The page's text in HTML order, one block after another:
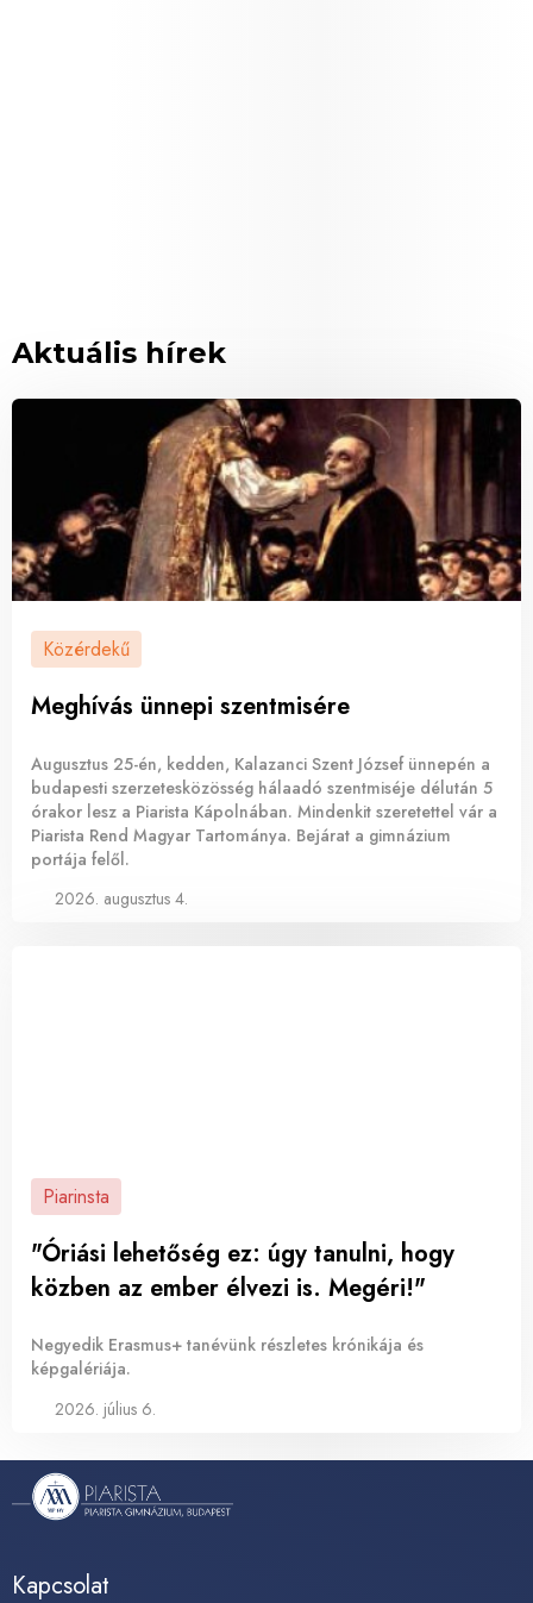
Aktuális hírek
Közérdekű
Meghívás ünnepi szentmisére
Augusztus 25-én, kedden, Kalazanci Szent József ünnepén a
budapesti szerzetesközösség hálaadó szentmiséje délután 5
órakor lesz a Piarista Kápolnában. Mindenkit szeretettel vár a
Piarista Rend Magyar Tartománya. Bejárat a gimnázium
portája felől.
2026. augusztus 4.
Piarinsta
"Óriási lehetőség ez: úgy tanulni, hogy
közben az ember élvezi is. Megéri!"
Negyedik Erasmus+ tanévünk részletes krónikája és
képgalériája.
2026. július 6.
Kapcsolat